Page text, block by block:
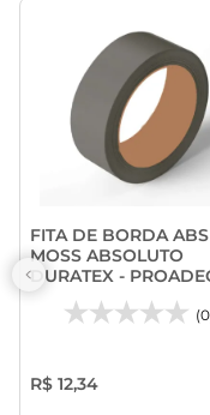
FITA DE BORDA ABS
MOSS ABSOLUTO
DURATEX -
R$ 12,34